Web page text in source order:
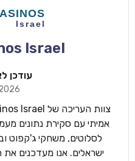
Israel
עודכן
אמיתי עם סקירת נתונים
לסלוטים, משחקי ג'קפוט
ישראלים. אנו מעדכנים את